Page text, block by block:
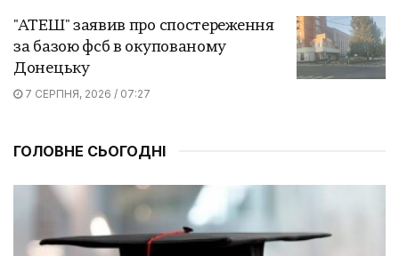
"АТЕШ" заявив про спостереження
за базою фсб в окупованому
Донецьку
7 СЕРПНЯ, 2026 / 07:27
ГОЛОВНЕ СЬОГОДНІ